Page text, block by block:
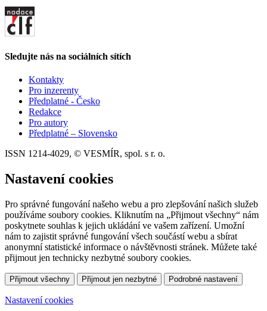
Sledujte nás na sociálních sítích
Kontakty
Pro inzerenty
Předplatné - Česko
Redakce
Pro autory
Předplatné – Slovensko
ISSN 1214-4029, © VESMÍR, spol. s r. o.
Nastavení cookies
Pro správné fungování našeho webu a pro zlepšování našich služeb
používáme soubory cookies. Kliknutím na „Přijmout všechny“ nám
poskytnete souhlas k jejich ukládání ve vašem zařízení. Umožní
nám to zajistit správné fungování všech součástí webu a sbírat
anonymní statistické informace o návštěvnosti stránek. Můžete také
přijmout jen technicky nezbytné soubory cookies.
Přijmout všechny Přijmout jen nezbytné Podrobné nastavení
Nastavení cookies